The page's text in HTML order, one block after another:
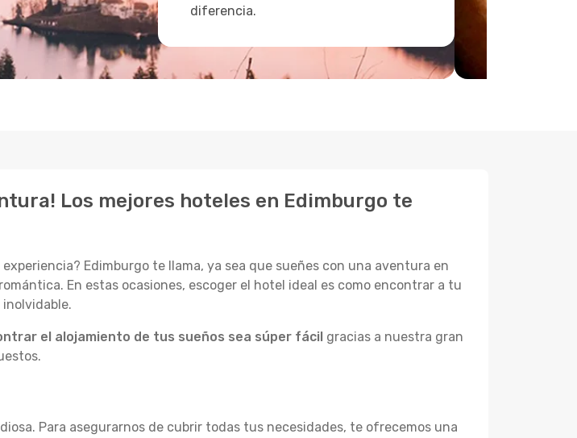
diferencia.
Los mejores hoteles en Edimburgo te
Edimburgo te llama, ya sea que sueñes con una aventura en
En estas ocasiones, escoger el hotel ideal es como encontrar a tu
el alojamiento de tus sueños sea súper fácil gracias a nuestra gran
Para asegurarnos de cubrir todas tus necesidades, te ofrecemos una